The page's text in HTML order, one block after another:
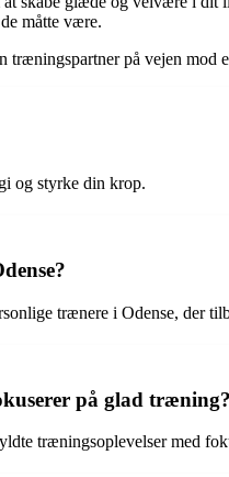
måtte være.
på vejen mod
og styrke din krop.
trænere i Odense, der
på glad træning?
træningsoplevelser med